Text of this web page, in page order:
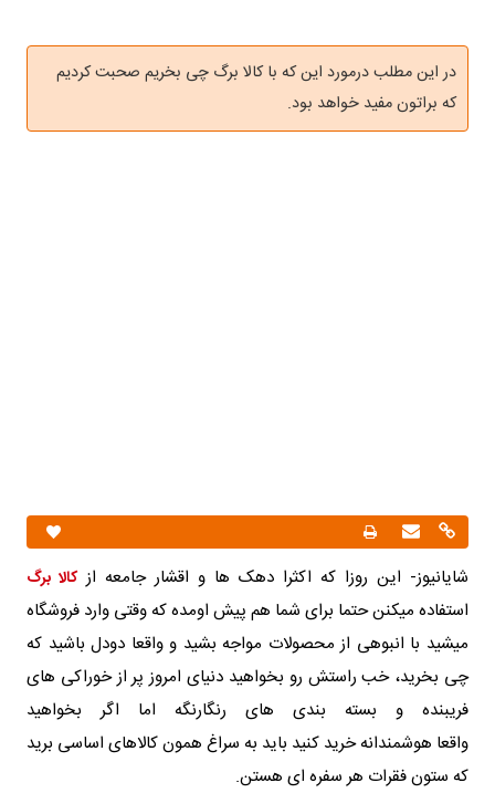
در این مطلب درمورد این که با کالا برگ چی بخریم صحبت کردیم
که براتون مفید خواهد بود.
شایانیوز- این روزا که اکثرا دهک ها و اقشار جامعه از کالا برگ
استفاده میکنن حتما برای شما هم پیش اومده که وقتی وارد فروشگاه
میشید با انبوهی از محصولات مواجه بشید و واقعا دودل باشید که
چی بخرید، خب راستش ر‌و بخواهید دنیای امروز پر از خوراکی‌ های
فریبنده و بسته‌ بندی‌ های رنگارنگه اما اگر بخواهید
واقعا هوشمندانه خرید کنید باید به سراغ همون کالاهای اساسی برید
که ستون فقرات هر سفره‌ ای هستن.